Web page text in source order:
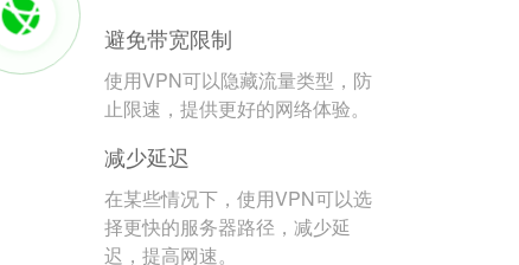
避免带宽限制
使用VPN可以隐藏流量类型，防
止限速，提供更好的网络体验。
减少延迟
在某些情况下，使用VPN可以选
择更快的服务器路径，减少延
迟，提高网速。